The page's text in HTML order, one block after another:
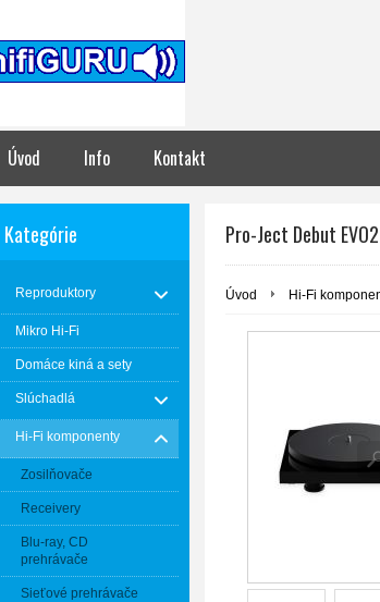
Úvod Info Kontakt
Kategórie
Reproduktory
Mikro Hi-Fi
Domáce kiná a sety
Slúchadlá
Hi-Fi komponenty
Zosilňovače
Receivery
Blu-ray, CD
prehrávače
Sieťové prehrávače
Pro-Ject Debut EVO2
Úvod Hi-Fi